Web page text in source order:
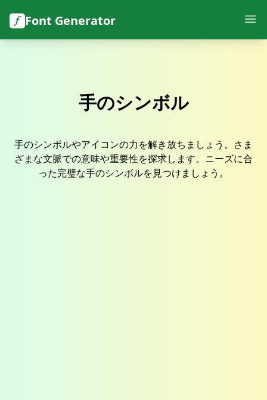
Font Generator
手のシンボル
手のシンボルやアイコンの力を解き放ちましょう。さま
ざまな文脈での意味や重要性を探求します。ニーズに合
った完璧な手のシンボルを見つけましょう。